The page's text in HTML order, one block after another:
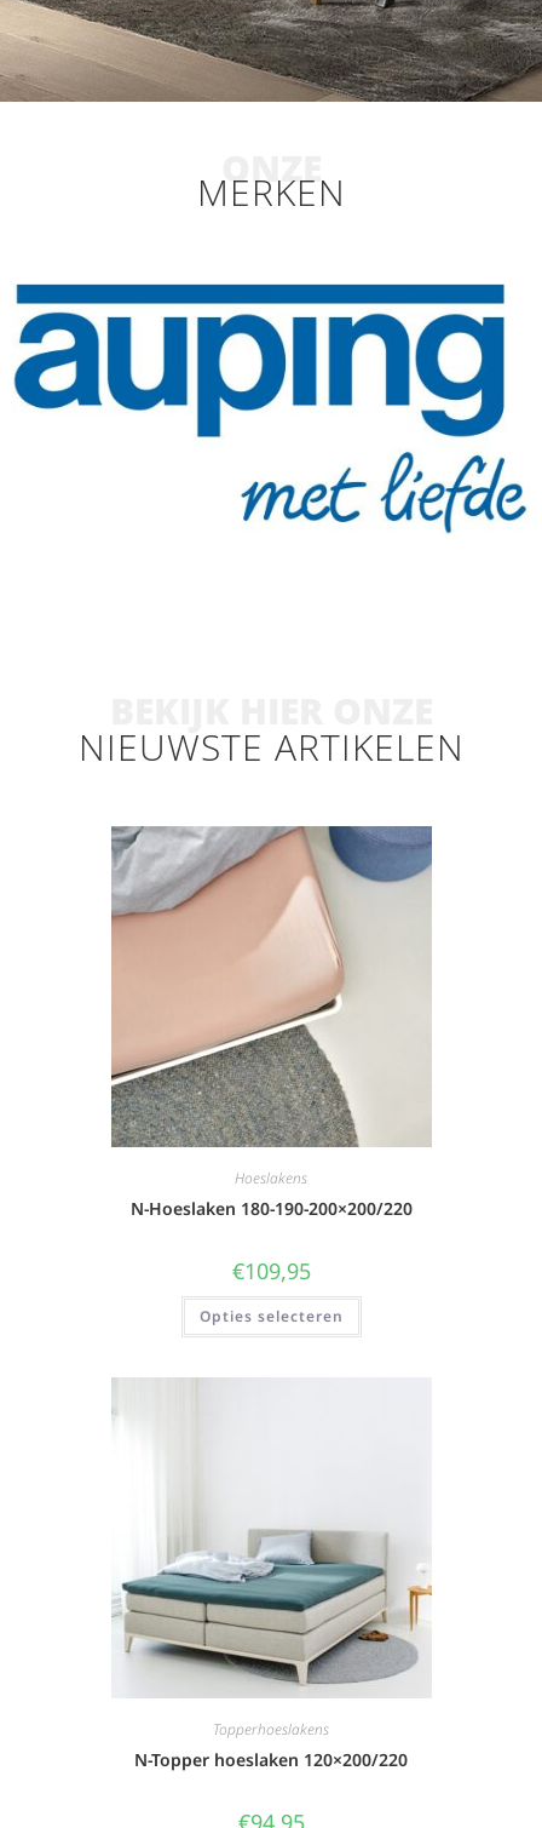
ONZE
MERKEN
NIEUWSTE ARTIKELEN
Hoeslakens
N-Hoeslaken 180-190-200×200/220
€109,95
Opties selecteren
Topperhoeslakens
N-Topper hoeslaken 120×200/220
€94,95